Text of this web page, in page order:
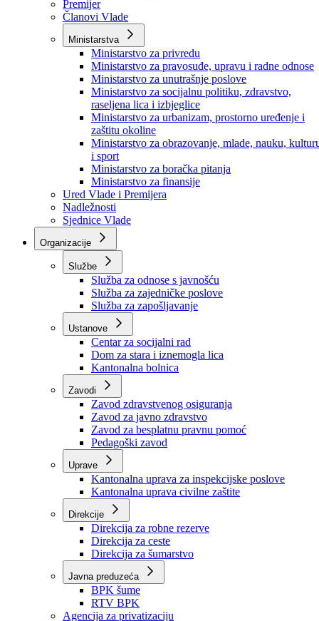
Vlada
Vlada BPK Goražde
Premijer
Članovi Vlade
Ministarstva
Ministarstvo za privredu
Ministarstvo za pravosuđe, upravu i radne odnose
Ministarstvo za unutrašnje poslove
Ministarstvo za socijalnu politiku, zdravstvo,
raseljena lica i izbjeglice
Ministarstvo za urbanizam, prostorno uređenje i
zaštitu okoline
Ministarstvo za obrazovanje, mlade, nauku,
i sport
Ministarstvo za boračka pitanja
Ministarstvo za finansije
Ured Vlade i Premijera
Nadležnosti
Sjednice Vlade
Organizacije
Službe
Služba za odnose s javnošću
Služba za zajedničke poslove
Služba za zapošljavanje
Ustanove
Centar za socijalni rad
Dom za stara i iznemogla lica
Kantonalna bolnica
Zavodi
Zavod zdravstvenog osiguranja
Zavod za javno zdravstvo
Zavod za besplatnu pravnu pomoć
Pedagoški zavod
Kantonalna uprava za inspekcijske poslove
Kantonalna uprava civilne zaštite
Direkcije
Direkcija za robne rezerve
Direkcija za ceste
Direkcija za šumarstvo
Javna preduzeća